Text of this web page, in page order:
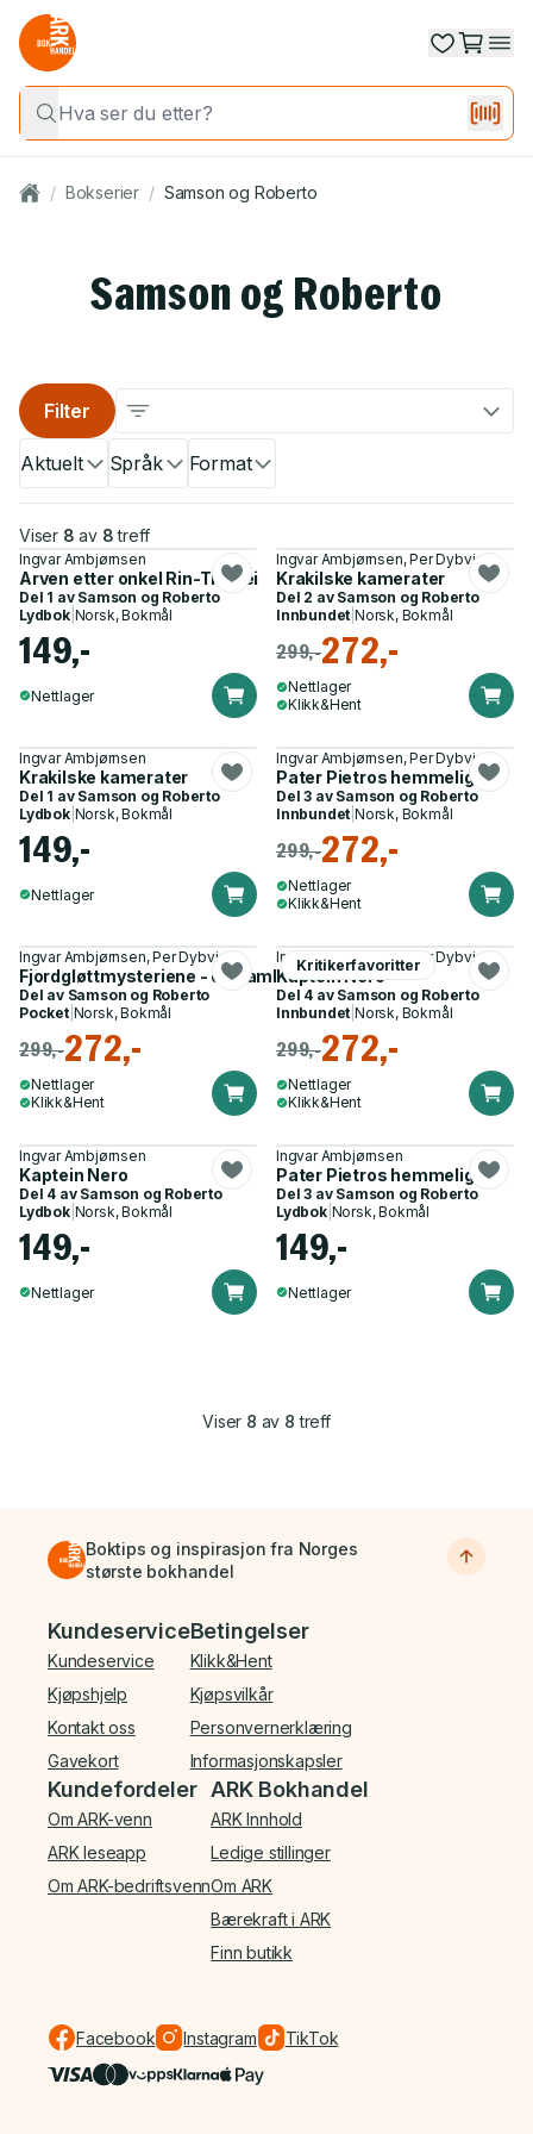
/ Bokserier / Samson og Roberto
Samson og Roberto
Aktuelt Språk Format
Filter
Viser 8 av 8 treff
Ingvar Ambjørnsen
Arven etter onkel Rin-Tin-Tei
Del 1 av Samson og Roberto
Lydbok| Norsk, Bokmål
149,-
Nettlager
Ingvar Ambjørnsen, Per Dybvig
Krakilske kamerater
Del 2 av Samson og Roberto
Innbundet |Norsk, Bokmål
299,-272,-
Nettlager
Klikk&Hent
Ingvar Ambjørnsen
Krakilske kamerater
Del 1 av Samson og Roberto
Lydbok| Norsk, Bokmål
149,-
Nettlager
Ingvar Ambjørnsen, Per Dybvig
Pater Pietros hemmelighet
Del 3 av Samson og Roberto
Innbundet |Norsk, Bokmål
299,-272,-
Nettlager
Klikk&Hent
Ingvar Ambjørnsen, Per Dybvig
Fjordgløttmysteriene - en samlebok
Del av Samson og Roberto
Pocket| Norsk, Bokmål
299,-272,-
Nettlager
Klikk&Hent
Kritikerfavoritter
Ingvar Ambjørnsen, Per Dybvig
Kaptein Nero
Del 4 av Samson og Roberto
Innbundet |Norsk, Bokmål
299,-272,-
Nettlager
Klikk&Hent
Ingvar Ambjørnsen
Kaptein Nero
Del 4 av Samson og Roberto
Lydbok| Norsk, Bokmål
149,-
Nettlager
Ingvar Ambjørnsen
Pater Pietros hemmelighet
Del 3 av Samson og Roberto
Lydbok| Norsk, Bokmål
149,-
Nettlager
Viser 8 av 8 treff
Boktips og inspirasjon fra Norges
største bokhandel
Bunnmeny
Kundeservice
Kundeservice
Kjøpshjelp
Kontakt oss
Gavekort
Betingelser
Klikk&Hent
Kjøpsvilkår
Personvernerklæring
Informasjonskapsler
Kundefordeler
Om ARK-venn
ARK leseapp
Om ARK-bedriftsvenn
ARK Bokhandel
ARK Innhold
Ledige stillinger
Om ARK
Bærekraft i ARK
Finn butikk
Facebook Instagram TikTok